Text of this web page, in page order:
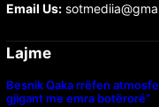
Email Us:
Lajme
Besnik Qaka rrëfen
gjigant me emra botërorë”